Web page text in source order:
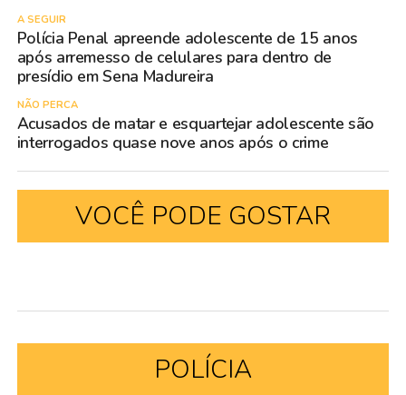
A SEGUIR
Polícia Penal apreende adolescente de 15 anos
após arremesso de celulares para dentro de
presídio em Sena Madureira
NÃO PERCA
Acusados de matar e esquartejar adolescente são
interrogados quase nove anos após o crime
VOCÊ PODE GOSTAR
POLÍCIA